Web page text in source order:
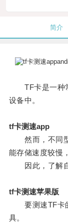
简介
TF卡是一种常
设备中。
tf卡测速app
然而，不同型
能存储速度较慢
因此，了解自
tf卡测速苹果版
要测速TF卡的
具。